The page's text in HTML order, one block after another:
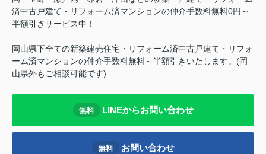
済中古戸建て・リフォーム済マンションの仲介手数料無料0円～
半額引きサービス中！
岡山県下全ての新築建売住宅・リフォーム済中古戸建て・リフォ
ーム済マンションの仲介手数料無料～半額引きいたします。(岡
山県外もご相談可能です)
無料 LINEからお問い合わせ
無料 お問い合わせ